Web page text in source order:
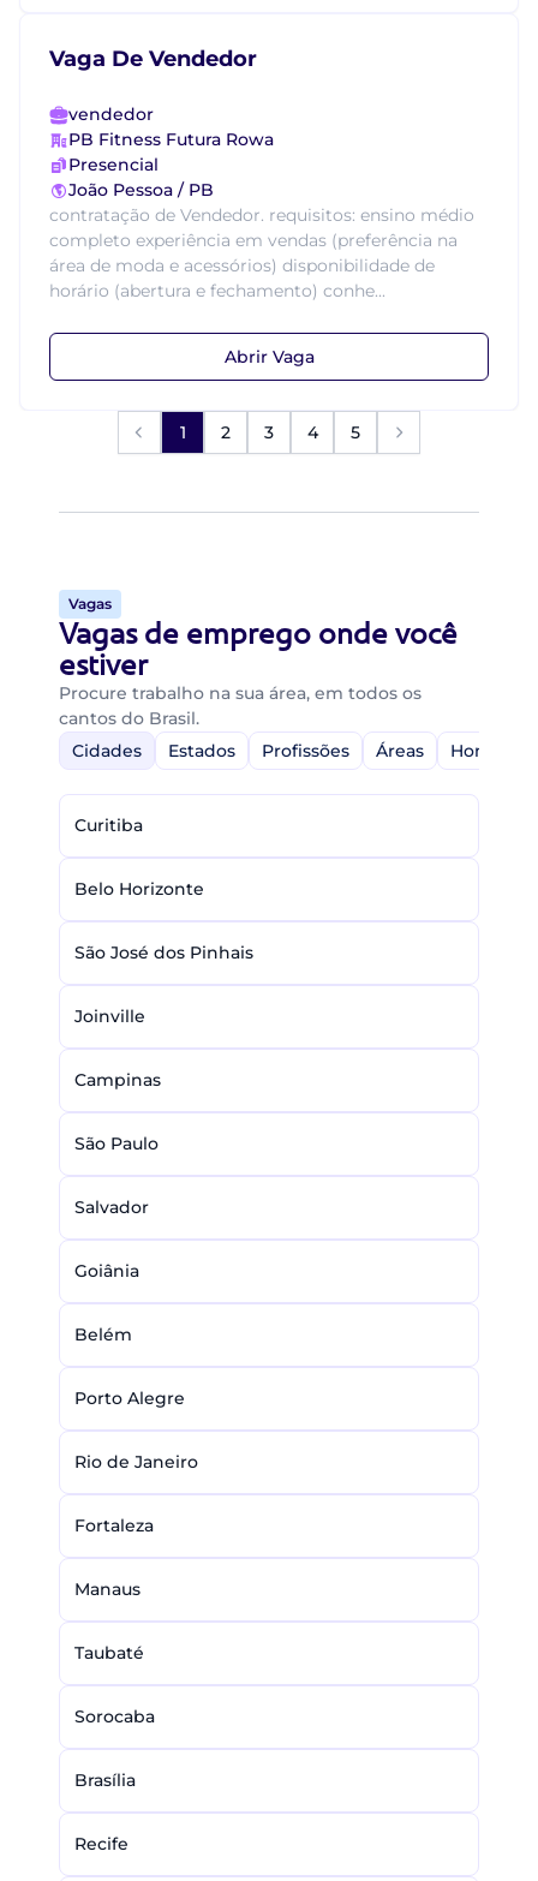
Vaga De Vendedor
vendedor
PB Fitness Futura Rowa
Presencial
João Pessoa / PB
contratação de Vendedor. requisitos: ensino médio
completo experiência em vendas (preferência na
área de moda e acessórios) disponibilidade de
horário (abertura e fechamento) conhe...
Abrir Vaga
1 2 3 4 5
Vagas
Vagas de emprego onde você
estiver
Procure trabalho na sua área, em todos os
cantos do Brasil.
Cidades
Estados Profissões Áreas Home-
Curitiba
Belo Horizonte
São José dos Pinhais
Joinville
Campinas
São Paulo
Salvador
Goiânia
Belém
Porto Alegre
Rio de Janeiro
Fortaleza
Manaus
Taubaté
Sorocaba
Brasília
Recife